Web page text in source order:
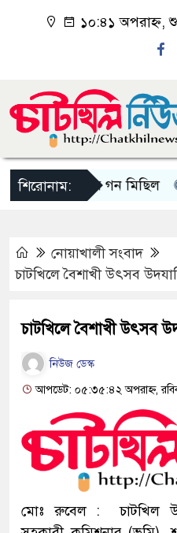
১০:৪১ অপরাহ্ন,
শিরোনাম:
জামাতের গন মিছিল
নোয়াখালী সংবাদ
চাটখিলে বৈশাখী উৎসব
চাটখিলে বৈশাখী উৎসব
নিউজ ডেস্ক
আপডেট: ০৫:৩৫:৪২ অপরাহ্ন,
মোঃ রুবেল : চাটখিল